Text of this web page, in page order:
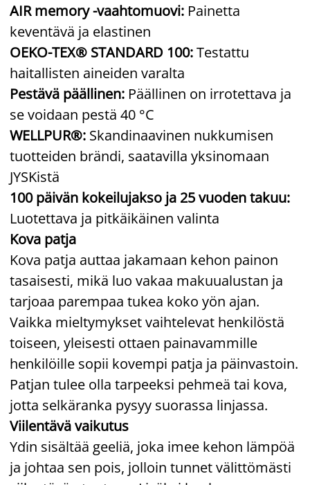
AIR memory -vaahtomuovi: Painetta
keventävä ja elastinen
OEKO-TEX® STANDARD 100:Testattu
haitallisten aineiden varalta
Pestävä päällinen: Päällinen on irrotettava ja
se voidaan pestä 40 °C
WELLPUR®: Skandinaavinen nukkumisen
tuotteiden brändi, saatavilla yksinomaan
JYSKistä
100 päivän kokeilujakso ja 25 vuoden takuu:
Luotettava ja pitkäikäinen valinta
Kova patja
Kova patja auttaa jakamaan kehon painon
tasaisesti, mikä luo vakaa makuualustan ja
tarjoaa parempaa tukea koko yön ajan.
Vaikka mieltymykset vaihtelevat henkilöstä
toiseen, yleisesti ottaen painavammille
henkilöille sopii kovempi patja ja päinvastoin.
Patjan tulee olla tarpeeksi pehmeä tai kova,
jotta selkäranka pysyy suorassa linjassa.
Viilentävä vaikutus
Ydin sisältää geeliä, joka imee kehon lämpöä
ja johtaa sen pois, jolloin tunnet välittömästi